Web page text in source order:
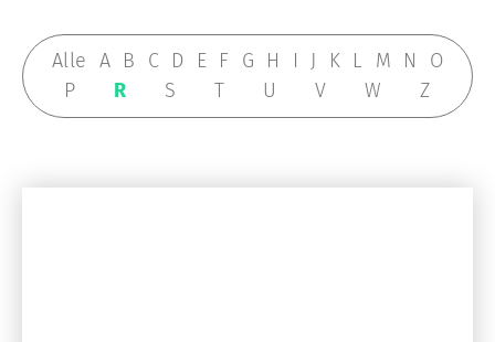
Alle A B C D E F G H I J K L M N
O
P
R S T U V W Z